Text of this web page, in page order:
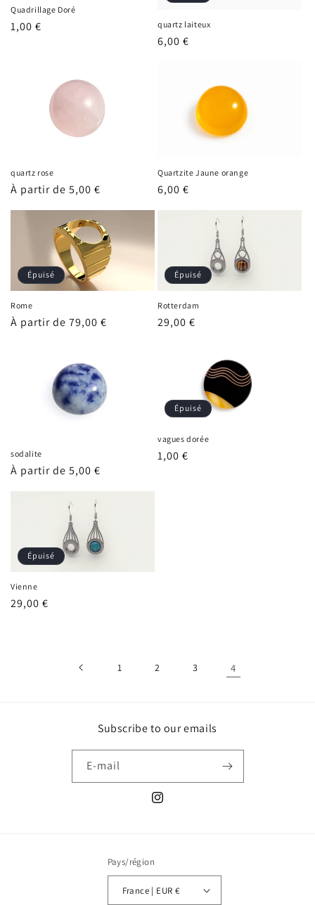
Quadrillage Doré
Prix
1,00 € quartz laiteux
Prix
6,00 €
quartz rose
Prix
À partir de 5,00 €
Quartzite Jaune orange
Prix
6,00 €
Épuisé
Rome
Prix
À partir de 79,00 €
Épuisé
Rotterdam
Prix
29,00 €
sodalite
Prix
À partir de 5,00 €
Épuisé
vagues dorée
Prix
1,00 €
Épuisé
Vienne
Prix
29,00 €
1 2 3 4
Subscribe to our emails
E-mail
Instagram
Pays/région
France | EUR €